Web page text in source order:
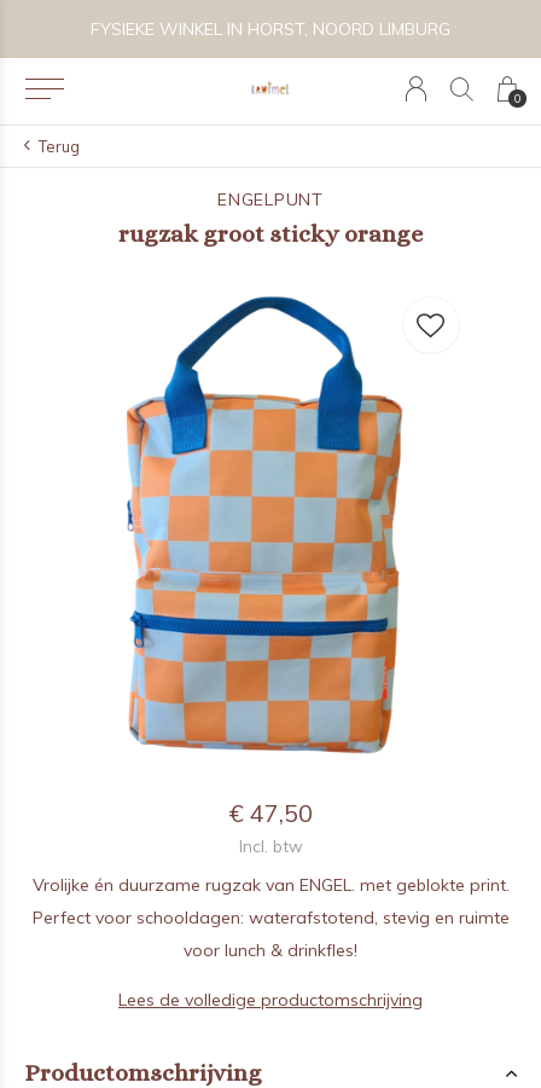
0
FYSIEKE WINKEL IN HORST, NOORD LIMBURG
Terug
ENGELPUNT
rugzak groot sticky orange
€ 47,50
Incl. btw
Vrolijke én duurzame rugzak van ENGEL. met geblokte print.
Perfect voor schooldagen: waterafstotend, stevig en ruimte
voor lunch & drinkfles!
Lees de volledige productomschrijving
Productomschrijving